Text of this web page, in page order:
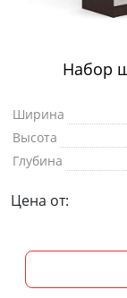
Набор
Ширина
Высота
Глубина
Цена от: